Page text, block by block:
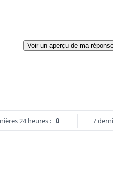
Voir un aperçu de ma
24 heures : 0 7